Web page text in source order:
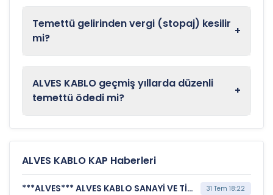
Temettü gelirinden vergi (stopaj) kesilir
mi?
+
ALVES KABLO geçmiş yıllarda düzenli
temettü ödedi mi?
+
ALVES KABLO KAP Haberleri
***ALVES*** ALVES KABLO SANAYİ VE TİCARET A.Ş. (Özel Durum Açıklaması (Genel)) 31 Tem 18:22